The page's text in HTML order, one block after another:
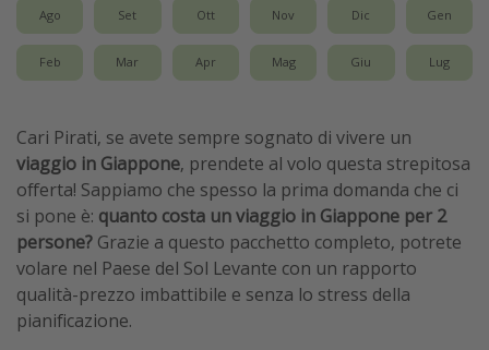
Altri argomenti
Travel magazine
Festività del 2026
Città più visitate
Ago Set Ott Nov Dic Gen
Feb Mar Apr Mag Giu Lug
Cari Pirati, se avete sempre sognato di vivere un
viaggio in Giappone, prendete al volo questa strepitosa
offerta! Sappiamo che spesso la prima domanda che ci
si pone è: quanto costa un viaggio in Giappone per 2
persone? Grazie a questo pacchetto completo, potrete
volare nel Paese del Sol Levante con un rapporto
qualità-prezzo imbattibile e senza lo stress della
pianificazione.